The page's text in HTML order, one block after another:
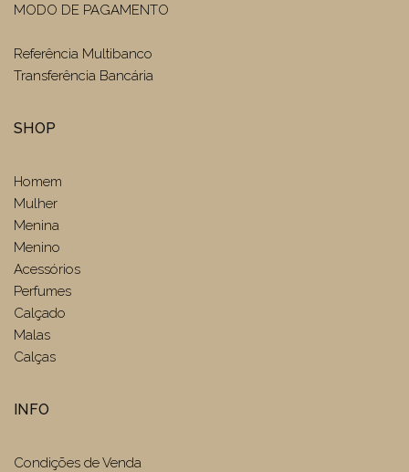
MODO DE PAGAMENTO
Referência Multibanco
Transferência Bancária
SHOP
Homem
Mulher
Menina
Menino
Acessórios
Perfumes
Calçado
Malas
Calças
INFO
Condições de Venda